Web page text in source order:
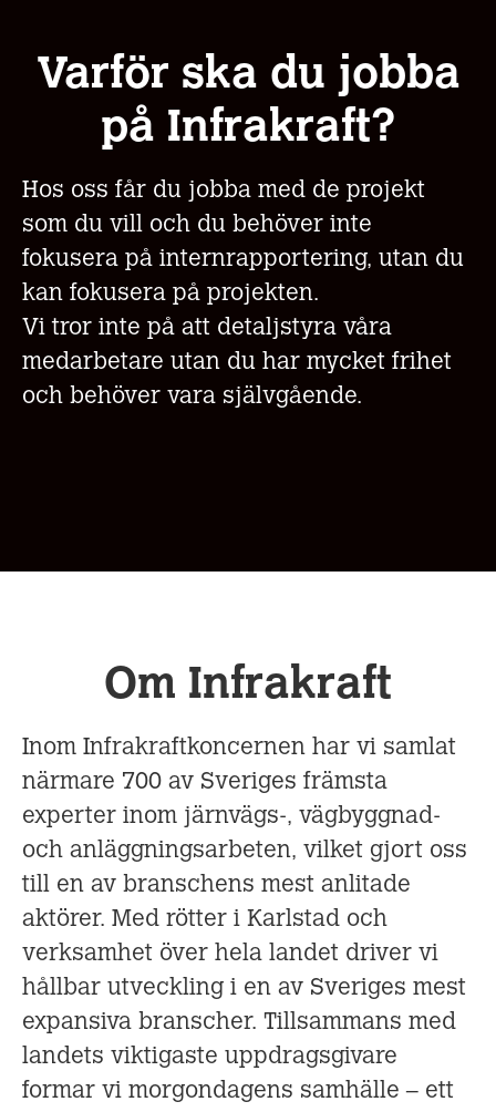
Varför ska du jobba
på Infrakraft?
Hos oss får du jobba med de projekt
som du vill och du behöver inte
fokusera på internrapportering, utan du
kan fokusera på projekten.
Vi tror inte på att detaljstyra våra
medarbetare utan du har mycket frihet
och behöver vara självgående.
Om Infrakraft
Inom Infrakraftkoncernen har vi samlat
närmare 700 av Sveriges främsta
experter inom järnvägs-, vägbyggnad-
och anläggningsarbeten, vilket gjort oss
till en av branschens mest anlitade
aktörer. Med rötter i Karlstad och
verksamhet över hela landet driver vi
hållbar utveckling i en av Sveriges mest
expansiva branscher. Tillsammans med
landets viktigaste uppdragsgivare
formar vi morgondagens samhälle – ett